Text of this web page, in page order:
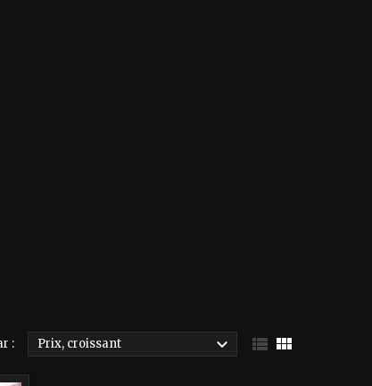
: Prix, croissant   